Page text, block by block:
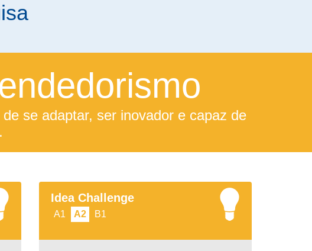
se adaptar, ser inovador e capaz de
Idea Challenge
A1 A2 B1